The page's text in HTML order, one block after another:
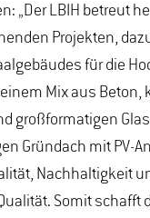
„Der LBIH betreut
Projekten,
für die
Mix aus Beton,
großformatigen
Gründach mit PV-
Nachhaltigkeit
Somit schafft